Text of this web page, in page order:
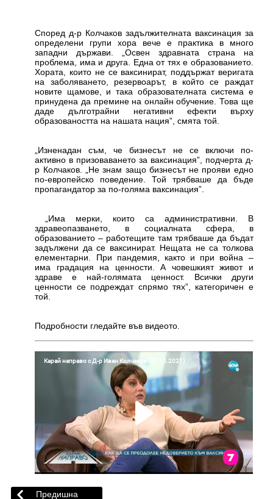
Според д-р Колчаков задължителната ваксинация за
определени групи хора вече е практика в много
западни държави. „Освен здравната страна на
проблема, има и друга. Една от тях е образованието.
Хората, които не се ваксинират, поддържат веригата
на заболяването, резервоарът, в който се раждат
новите щамове, и така образователната система е
принудена да премине на онлайн обучение. Това ще
даде дълготрайни негативни ефекти върху
образоваността на нашата нация”, смята той.
„Изненадан съм, че бизнесът не се включи по-
активно в призоваването за ваксинация”, подчерта д-
р Колчаков. „Не знам защо бизнесът не прояви едно
по-европейско поведение. Той трябваше да бъде
пропагандатор за по-голяма ваксинация”.
„Има мерки, които са административни. В
здравеопазването, в социалната сфера, в
образованието – работещите там трябваше да бъдат
задължени да се ваксинират. Нещата не са толкова
елементарни. При пандемия, както и при война –
има градация на ценности. А човешкият живот и
здраве е най-голямата ценност. Всички други
ценности се подреждат спрямо тях”, категоричен е
той.
Подробности гледайте във видеото.